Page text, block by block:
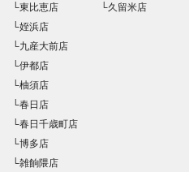
└東比恵店
└姪浜店
└九産大前店
└伊都店
└柚須店
└春日店
└春日千歳町店
└博多店
└雑餉隈店
└久留米店